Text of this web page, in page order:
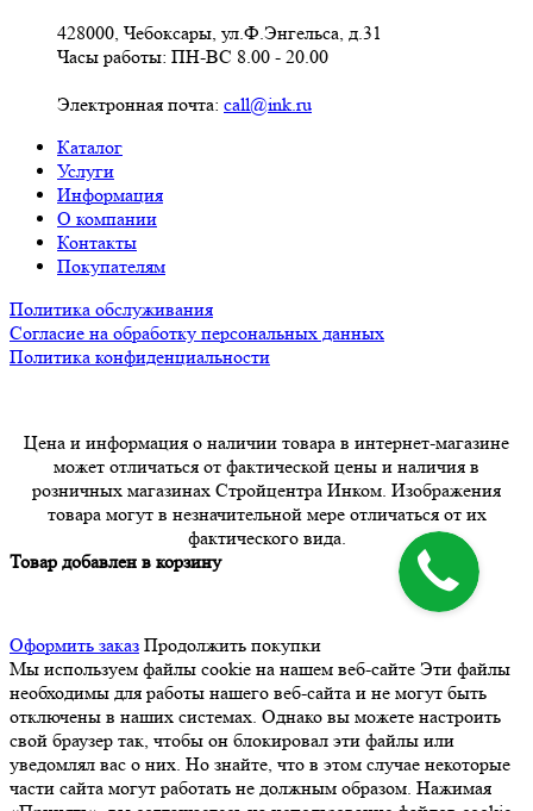
428000, Чебоксары, ул.Ф.Энгельса, д.31
Часы работы: ПН-ВС 8.00 - 20.00
Электронная почта: call@ink.ru
Каталог
Услуги
Информация
О компании
Контакты
Покупателям
Политика обслуживания
Согласие на обработку персональных данных
Политика конфиденциальности
Цена и информация о наличии товара в интернет-магазине
может отличаться от фактической цены и наличия в
розничных магазинах Стройцентра Инком. Изображения
товара могут в незначительной мере отличаться от их
фактического вида.
Товар добавлен в корзину
Оформить заказ Продолжить покупки
Мы используем файлы cookie на нашем веб-сайте Эти файлы
необходимы для работы нашего веб-сайта и не могут быть
отключены в наших системах. Однако вы можете настроить
свой браузер так, чтобы он блокировал эти файлы или
уведомлял вас о них. Но знайте, что в этом случае некоторые
части сайта могут работать не должным образом. Нажимая